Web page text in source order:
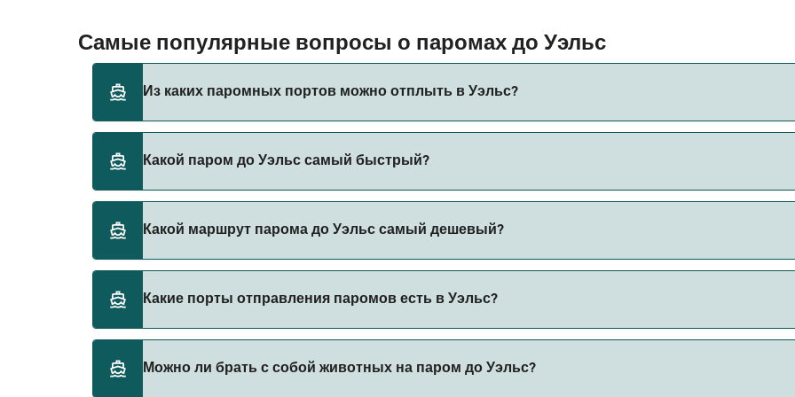
Самые популярные вопросы о паромах до Уэльс
Из каких паромных портов можно отплыть в Уэльс?
Какой паром до Уэльс самый быстрый?
Какой маршрут парома до Уэльс самый дешевый?
Какие порты отправления паромов есть в Уэльс?
Можно ли брать с собой животных на паром до Уэльс?